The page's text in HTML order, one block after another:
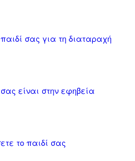
σας για τη διαταραχή
είναι στην εφηβεία
το παιδί σας